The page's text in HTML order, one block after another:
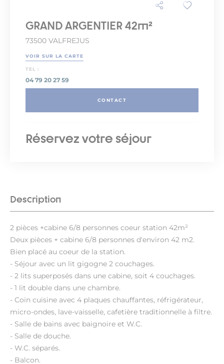
Description
2 pièces +cabine 6/8 personnes coeur station 42m²
Deux pièces + cabine 6/8 personnes d'environ 42 m2.
Bien placé au coeur de la station.
- Séjour avec un lit gigogne 2 couchages.
- 2 lits superposés dans une cabine, soit 4 couchages.
- 1 lit double dans une chambre.
- Coin cuisine avec 4 plaques chauffantes, réfrigérateur,
micro-ondes, lave-vaisselle, cafetière traditionnelle à filtre.
- Salle de bains avec baignoire et W.C.
- Salle de douche.
- W.C. séparés.
- Balcon.
GRAND ARGENTIER 42m²
73500 VALFREJUS
VOIR SUR LA CARTE
TEL :
04 79 20 27 59
CONTACT
Réservez votre séjour